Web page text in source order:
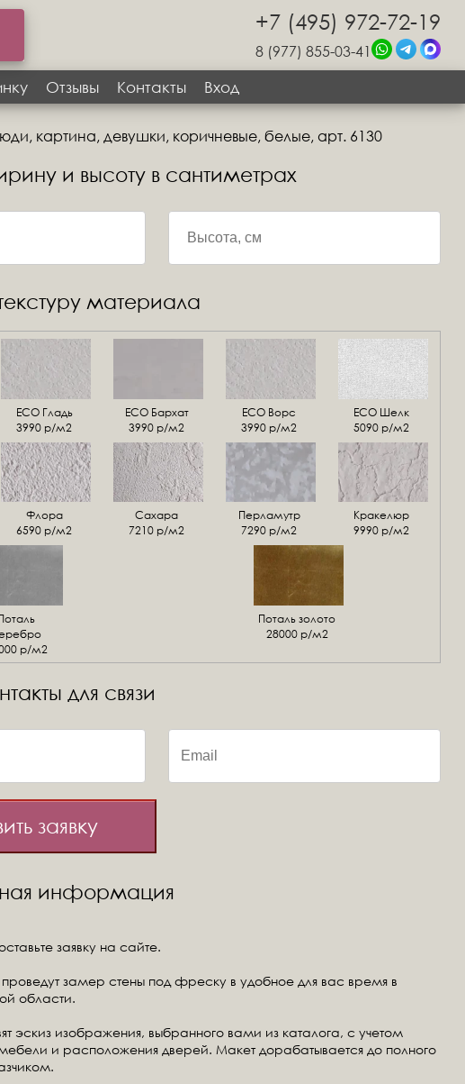
+7 (495) 972-72-19
8 (977) 855-03-41
Отзывы Контакты Вход
картина, девушки, коричневые, белые, арт. 6130
и высоту в сантиметрах
материала
ЕСО Гладь
3990 р/м2
ECO Бархат
3990 р/м2
ЕСО Ворс
3990 р/м2
ЕСО Шелк
5090 р/м2
Флора
6590 р/м2
Сахара
7210 р/м2
Перламутр
7290 р/м2
Кракелюр
9990 р/м2
р/м2
Поталь золото
28000 р/м2
для связи
заявку
информация
заявку на сайте.
замер стены под фреску в удобное для вас время в
области.
эскиз изображения, выбранного вами из каталога, с учетом
и расположения дверей. Макет дорабатывается до полного